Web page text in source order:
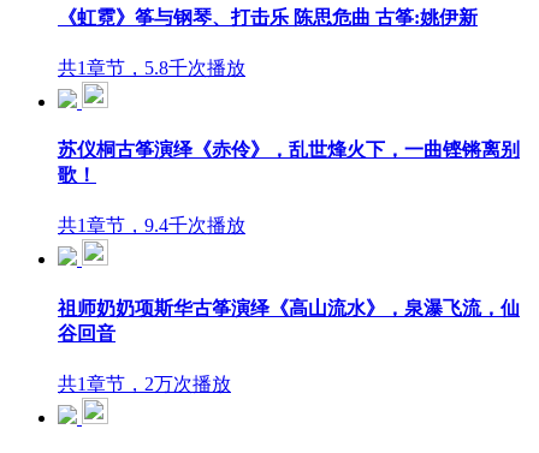
《虹霓》筝与钢琴、打击乐 陈思危曲 古筝:姚伊新
共1章节，5.8千次播放
苏仪桐古筝演绎《赤伶》，乱世烽火下，一曲铿锵离别
歌！
共1章节，9.4千次播放
祖师奶奶项斯华古筝演绎《高山流水》，泉瀑飞流，仙
谷回音
共1章节，2万次播放